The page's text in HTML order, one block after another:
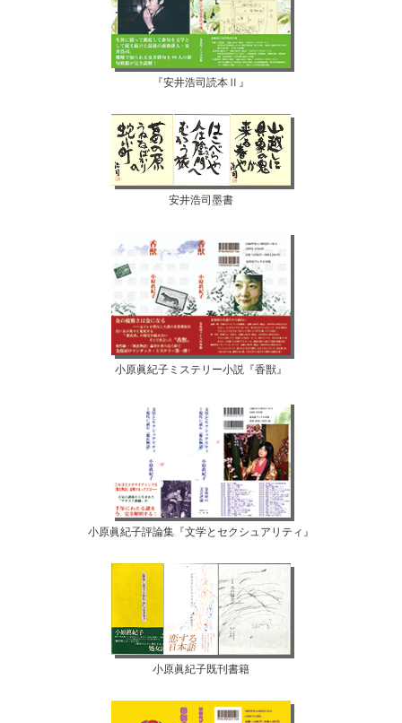
『安井浩司読本Ⅱ』
安井浩司墨書
小原眞紀子ミステリー小説『香獣』
小原眞紀子評論集『文学とセクシュアリティ』
小原眞紀子既刊書籍